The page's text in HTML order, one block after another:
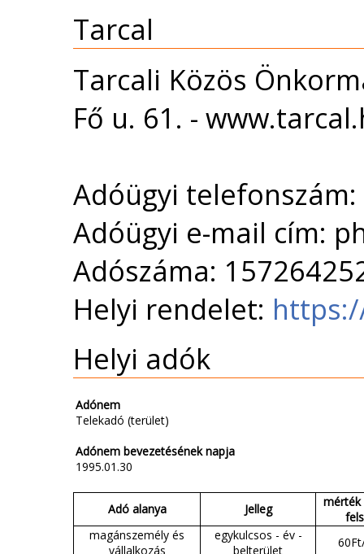
Tarcal
Tarcali Közös
Fő u. 61. -
Adóügyi
Adóügyi e-mail cím:
Adószáma:
Helyi rendelet:
Helyi adók
Adónem
Telekadó (terület)
Adónem bevezetésének napja
1995.01.30
Adó alanya Jelleg
mérték
magánszemély és
vállalkozás
egykulcsos - év -
belterület